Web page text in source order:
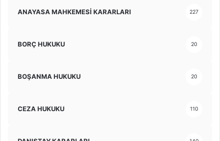
ANAYASA MAHKEMESİ KARARLARI 227
BORÇ HUKUKU 20
BOŞANMA HUKUKU 20
CEZA HUKUKU 110